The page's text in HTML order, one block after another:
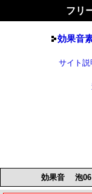
フリ
効果音
サイト説
効果音泡06